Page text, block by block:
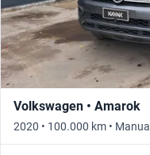
Volkswagen • Amarok
2020 • 100.000 km • Manual